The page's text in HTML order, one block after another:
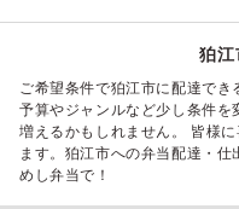
狛江
ご希望条件で狛江市に配達で
予算やジャンルなど少し条件
増えるかもしれません。 皆様
ます。狛江市への弁当配達・
めし弁当で！